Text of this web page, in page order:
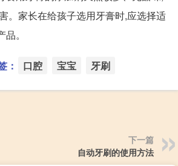
。家长在给孩子选用牙膏时,应选择适
。
： 口腔 宝宝 牙刷
下一篇
自动牙刷的使用方法